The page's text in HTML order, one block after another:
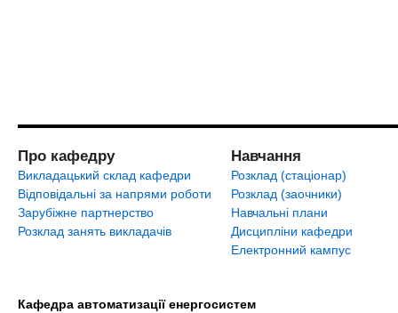
Про кафедру
Викладацький склад кафедри
Відповідальні за напрями роботи
Зарубіжне партнерство
Розклад занять викладачів
Навчання
Розклад (стаціонар)
Розклад (заочники)
Навчальні плани
Дисципліни кафедри
Електронний кампус
Кафедра автоматизації енергосистем